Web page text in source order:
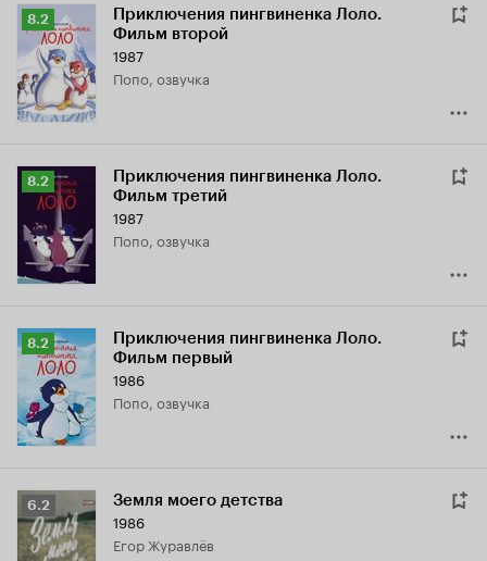
Рейтинг
Кинопоиска
8.2
8.2
Приключения пингвиненка Лоло.
Фильм второй
1987
Попо, озвучка
Рейтинг
Кинопоиска
8.2
8.2
Приключения пингвиненка Лоло.
Фильм третий
1987
Попо, озвучка
Рейтинг
Кинопоиска
8.2
8.2
Приключения пингвиненка Лоло.
Фильм первый
1986
Попо, озвучка
Рейтинг
Кинопоиска
6.2
6.2 Земля моего детства
1986
Егор Журавлёв